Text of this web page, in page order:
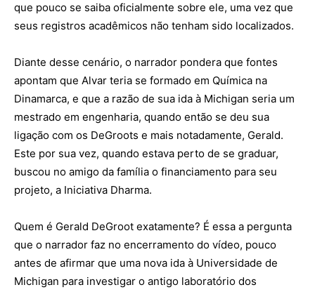
que pouco se saiba oficialmente sobre ele, uma vez que
seus registros acadêmicos não tenham sido localizados.
Diante desse cenário, o narrador pondera que fontes
apontam que Alvar teria se formado em Química na
Dinamarca, e que a razão de sua ida à Michigan seria um
mestrado em engenharia, quando então se deu sua
ligação com os DeGroots e mais notadamente, Gerald.
Este por sua vez, quando estava perto de se graduar,
buscou no amigo da família o financiamento para seu
projeto, a Iniciativa Dharma.
Quem é Gerald DeGroot exatamente? É essa a pergunta
que o narrador faz no encerramento do vídeo, pouco
antes de afirmar que uma nova ida à Universidade de
Michigan para investigar o antigo laboratório dos